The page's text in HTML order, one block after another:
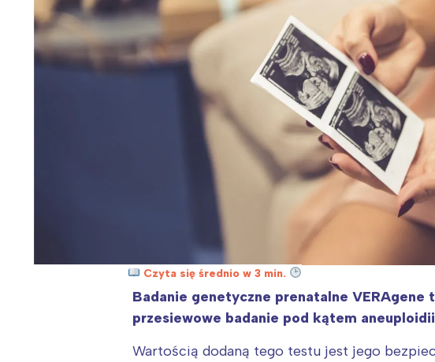
Wiosenny koncert ptaków na płocie Kwitnąca wiśnia i jej płatki
Czyta się średnio w 3 min.
Badanie genetyczne prenatalne
przesiewowe badanie pod kątem
Wartością dodaną tego testu jest jego